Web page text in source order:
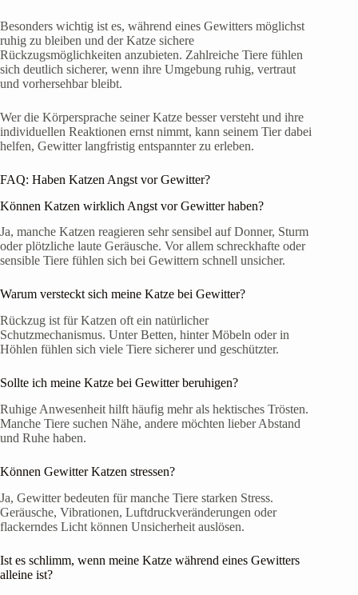
Besonders wichtig ist es, während eines Gewitters möglichst
ruhig zu bleiben und der Katze sichere
Rückzugsmöglichkeiten anzubieten. Zahlreiche Tiere fühlen
sich deutlich sicherer, wenn ihre Umgebung ruhig, vertraut
und vorhersehbar bleibt.
Wer die Körpersprache seiner Katze besser versteht und ihre
individuellen Reaktionen ernst nimmt, kann seinem Tier dabei
helfen, Gewitter langfristig entspannter zu erleben.
FAQ: Haben Katzen Angst vor Gewitter?
Können Katzen wirklich Angst vor Gewitter haben?
Ja, manche Katzen reagieren sehr sensibel auf Donner, Sturm
oder plötzliche laute Geräusche. Vor allem schreckhafte oder
sensible Tiere fühlen sich bei Gewittern schnell unsicher.
Warum versteckt sich meine Katze bei Gewitter?
Rückzug ist für Katzen oft ein natürlicher
Schutzmechanismus. Unter Betten, hinter Möbeln oder in
Höhlen fühlen sich viele Tiere sicherer und geschützter.
Sollte ich meine Katze bei Gewitter beruhigen?
Ruhige Anwesenheit hilft häufig mehr als hektisches Trösten.
Manche Tiere suchen Nähe, andere möchten lieber Abstand
und Ruhe haben.
Können Gewitter Katzen stressen?
Ja, Gewitter bedeuten für manche Tiere starken Stress.
Geräusche, Vibrationen, Luftdruckveränderungen oder
flackerndes Licht können Unsicherheit auslösen.
Ist es schlimm, wenn meine Katze während eines Gewitters
alleine ist?